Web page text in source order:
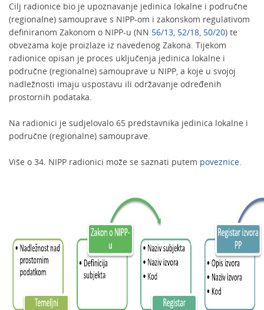
Cilj radionice bio je upoznavanje jedinica lokalne i područne
(regionalne) samouprave s NIPP-om i zakonskom regulativom
definiranom Zakonom o NIPP-u (NN 56/13, 52/18, 50/20) te
obvezama koje proizlaze iz navedenog Zakona. Tijekom
radionice opisan je proces uključenja jedinica lokalne i
područne (regionalne) samouprave u NIPP, a koje u svojoj
nadležnosti imaju uspostavu ili održavanje određenih
prostornih podataka.
Na radionici je sudjelovalo 65 predstavnika jedinica lokalne i
područne (regionalne) samouprave.
Više o 34. NIPP radionici može se saznati putem poveznice.